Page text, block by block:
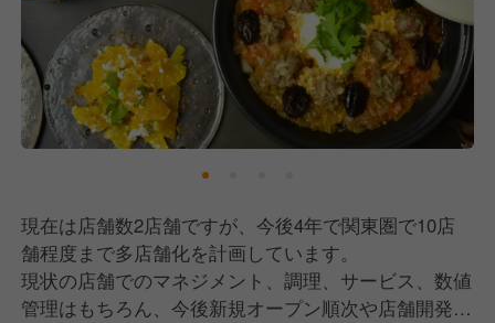
現在は店舗数2店舗ですが、今後4年で関東圏で10店
舗程度まで多店舗化を計画しています。
現状の店舗でのマネジメント、調理、サービス、数値
管理はもちろん、今後新規オープン順次や店舗開発を